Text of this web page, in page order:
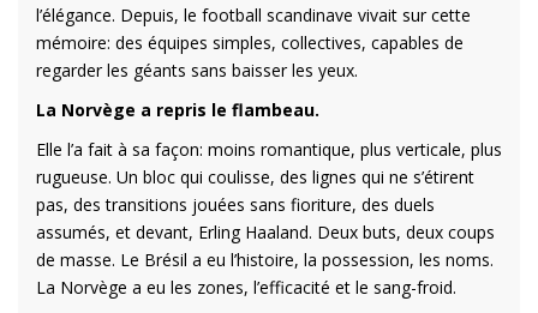
l’élégance. Depuis, le football scandinave vivait sur cette
mémoire: des équipes simples, collectives, capables de
regarder les géants sans baisser les yeux.
La Norvège a repris le flambeau.
Elle l’a fait à sa façon: moins romantique, plus verticale, plus
rugueuse. Un bloc qui coulisse, des lignes qui ne s’étirent
pas, des transitions jouées sans fioriture, des duels
assumés, et devant, Erling Haaland. Deux buts, deux coups
de masse. Le Brésil a eu l’histoire, la possession, les noms.
La Norvège a eu les zones, l’efficacité et le sang-froid.